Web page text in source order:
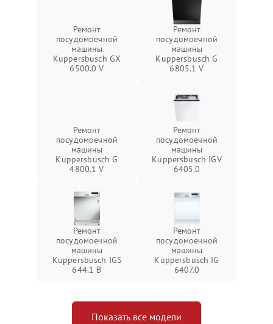
Ремонт
посудомоечной
машины
Kuppersbusch GX
6500.0 V
Ремонт
посудомоечной
машины
Kuppersbusch G
6805.1 V
Ремонт
посудомоечной
машины
Kuppersbusch G
4800.1 V
Ремонт
посудомоечной
машины
Kuppersbusch IGV
6405.0
Ремонт
посудомоечной
машины
Kuppersbusch IGS
644.1 B
Ремонт
посудомоечной
машины
Kuppersbusch IG
6407.0
Показать все модели